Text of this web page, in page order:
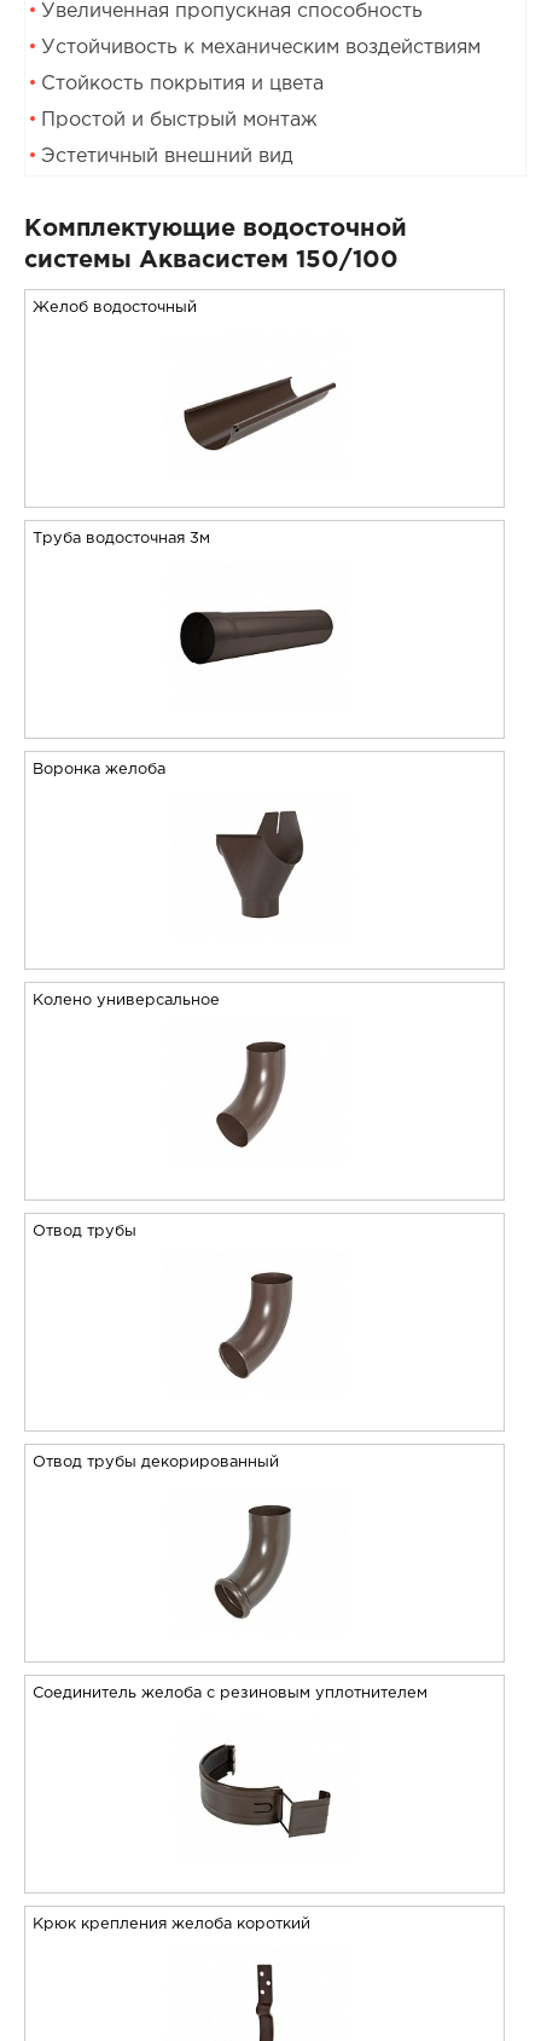
Увеличенная пропускная способность
Устойчивость к механическим воздействиям
Стойкость покрытия и цвета
Простой и быстрый монтаж
Эстетичный внешний вид
Комплектующие водосточной
системы Аквасистем 150/100
Желоб водосточный
Труба водосточная 3м
Воронка желоба
Колено универсальное
Отвод трубы
Отвод трубы декорированный
Соединитель желоба с резиновым уплотнителем
Крюк крепления желоба короткий